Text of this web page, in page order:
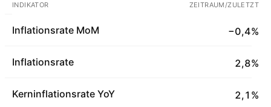
INDIKATOR ZEITRAUM/ZULETZT
Inflationsrate MoM −0,4%
Inflationsrate 2,8%
Kerninflationsrate YoY 2,1%